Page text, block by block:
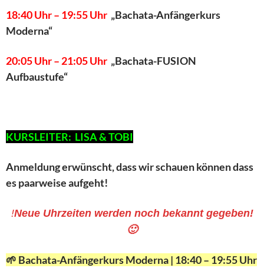
18:40 Uhr – 19:55 Uhr „Bachata-Anfängerkurs
Moderna“
20:05 Uhr – 21:05 Uhr „Bachata-FUSION
Aufbaustufe“
KURSLEITER: LISA & TOBI
Anmeldung erwünscht, dass wir schauen können dass
es paarweise aufgeht!
!Neue Uhrzeiten werden noch bekannt gegeben!
🙂
🌱 Bachata-Anfängerkurs Moderna | 18:40 – 19:55 Uhr